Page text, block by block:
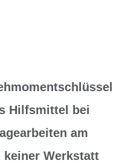
Hilfsmittel bei
am
Werkstatt